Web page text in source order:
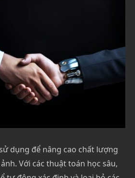
dụng để nâng cao chất lượng
Với các thuật toán học sâu,